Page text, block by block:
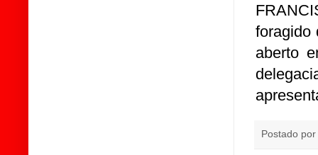
foragido
aberto
Postado por